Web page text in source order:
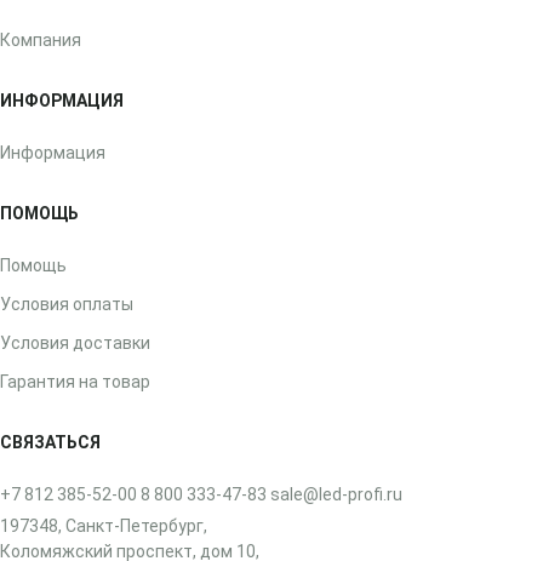
Компания
ИНФОРМАЦИЯ
Информация
ПОМОЩЬ
Помощь
Условия оплаты
Условия доставки
Гарантия на товар
СВЯЗАТЬСЯ
+7 812 385-52-00 8 800 333-47-83 sale@led-profi.ru
197348, Санкт-Петербург,
Коломяжский проспект, дом 10,